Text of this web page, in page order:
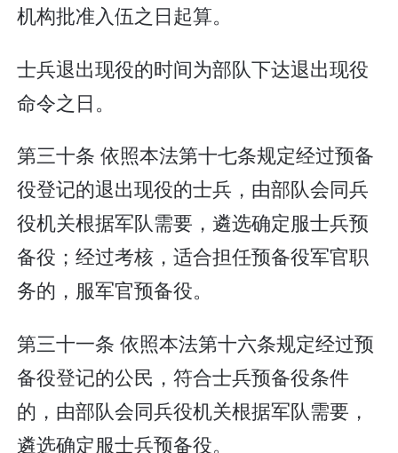
机构批准入伍之日起算。
士兵退出现役的时间为部队下达退出现役
命令之日。
第三十条 依照本法第十七条规定经过预备
役登记的退出现役的士兵，由部队会同兵
役机关根据军队需要，遴选确定服士兵预
备役；经过考核，适合担任预备役军官职
务的，服军官预备役。
第三十一条 依照本法第十六条规定经过预
备役登记的公民，符合士兵预备役条件
的，由部队会同兵役机关根据军队需要，
遴选确定服士兵预备役。